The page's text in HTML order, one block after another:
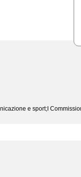
e sport;I